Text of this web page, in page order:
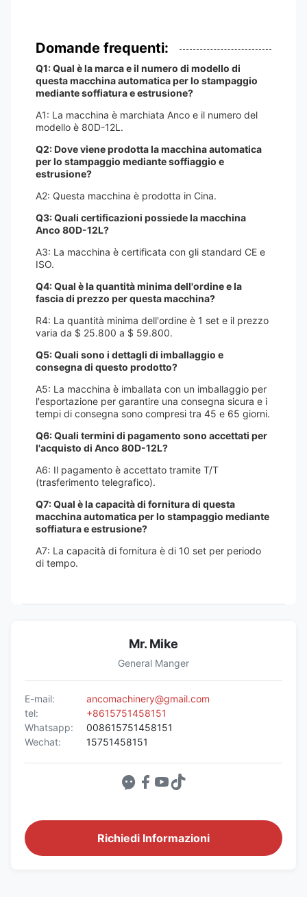
Domande frequenti:
Q1: Qual è la marca e il numero di modello di
questa macchina automatica per lo stampaggio
mediante soffiatura e estrusione?
A1: La macchina è marchiata Anco e il numero del
modello è 80D-12L.
Q2: Dove viene prodotta la macchina automatica
per lo stampaggio mediante soffiaggio e
estrusione?
A2: Questa macchina è prodotta in Cina.
Q3: Quali certificazioni possiede la macchina
Anco 80D-12L?
A3: La macchina è certificata con gli standard CE e
ISO.
Q4: Qual è la quantità minima dell'ordine e la
fascia di prezzo per questa macchina?
R4: La quantità minima dell'ordine è 1 set e il prezzo
varia da $ 25.800 a $ 59.800.
Q5: Quali sono i dettagli di imballaggio e
consegna di questo prodotto?
A5: La macchina è imballata con un imballaggio per
l'esportazione per garantire una consegna sicura e i
tempi di consegna sono compresi tra 45 e 65 giorni.
Q6: Quali termini di pagamento sono accettati per
l'acquisto di Anco 80D-12L?
A6: Il pagamento è accettato tramite T/T
(trasferimento telegrafico).
Q7: Qual è la capacità di fornitura di questa
macchina automatica per lo stampaggio mediante
soffiatura e estrusione?
A7: La capacità di fornitura è di 10 set per periodo
di tempo.
Mr. Mike
General Manger
E-mail:
ancomachinery@gmail.com
tel:
+8615751458151
Whatsapp:
008615751458151
Wechat:
15751458151
Richiedi Informazioni